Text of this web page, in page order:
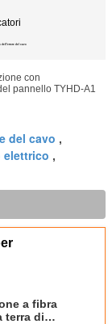
dell'errore del cavo
con
pannello TYHD-A1
del cavo ,
elettrico ,
a fibra
terra di